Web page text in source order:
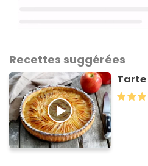
Recettes suggérées